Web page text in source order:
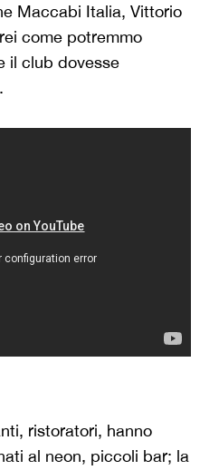
Maccabi Italia, Vittorio
come potremmo
il club dovesse
ristoratori, hanno
al neon, piccoli bar; la